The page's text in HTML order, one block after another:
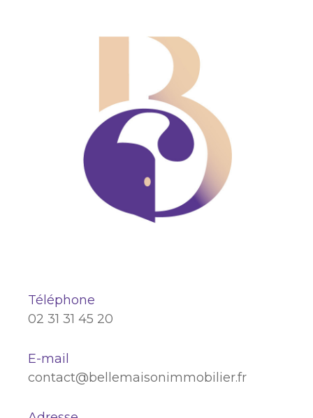
Téléphone
02 31 31 45 20
E-mail
contact@bellemaisonimmobilier.fr